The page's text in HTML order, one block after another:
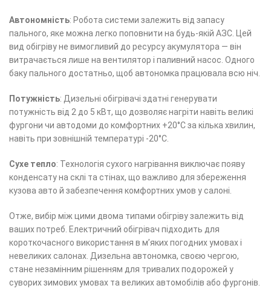
Автономність: Робота системи залежить від запасу
пального, яке можна легко поповнити на будь-якій АЗС. Цей
вид обігріву не вимогливий до ресурсу акумулятора — він
витрачається лише на вентилятор і паливний насос. Одного
баку пального достатньо, щоб автономка працювала всю ніч.
Потужність: Дизельні обігрівачі здатні генерувати
потужність від 2 до 5 кВт, що дозволяє нагріти навіть великі
фургони чи автодоми до комфортних +20°C за кілька хвилин,
навіть при зовнішній температурі -20°C.
Сухе тепло: Технологія сухого нагрівання виключає появу
конденсату на склі та стінах, що важливо для збереження
кузова авто й забезпечення комфортних умов у салоні.
Отже, вибір між цими двома типами обігріву залежить від
ваших потреб. Електричний обігрівач підходить для
короткочасного використання в м’яких погодних умовах і
невеликих салонах. Дизельна автономка, своєю чергою,
стане незамінним рішенням для тривалих подорожей у
суворих зимових умовах та великих автомобілів або фургонів.